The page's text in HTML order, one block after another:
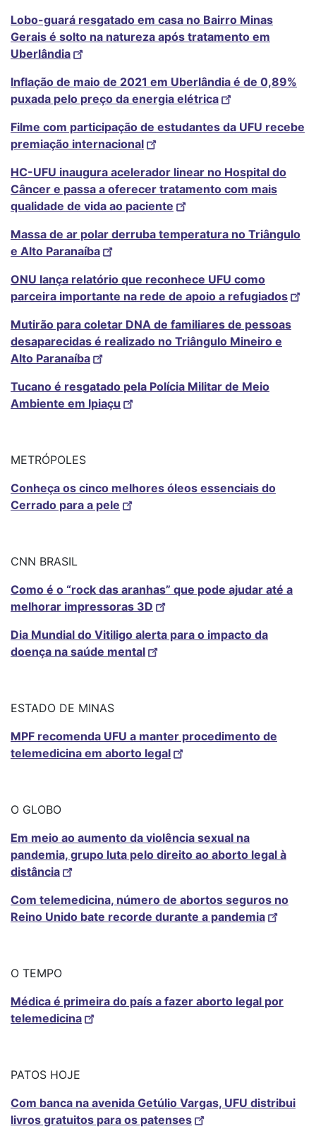
Lobo-guará resgatado em casa no Bairro Minas
Gerais é solto na natureza após tratamento em
Uberlândia
Inflação de maio de 2021 em Uberlândia é de 0,89%
puxada pelo preço da energia elétrica
Filme com participação de estudantes da UFU recebe
premiação internacional
HC-UFU inaugura acelerador linear no Hospital do
Câncer e passa a oferecer tratamento com mais
qualidade de vida ao paciente
Massa de ar polar derruba temperatura no Triângulo
e Alto Paranaíba
ONU lança relatório que reconhece UFU como
parceira importante na rede de apoio a refugiados
Mutirão para coletar DNA de familiares de pessoas
desaparecidas é realizado no Triângulo Mineiro e
Alto Paranaíba
Tucano é resgatado pela Polícia Militar de Meio
Ambiente em Ipiaçu
METRÓPOLES
Conheça os cinco melhores óleos essenciais do
Cerrado para a pele
CNN BRASIL
Como é o “rock das aranhas” que pode ajudar até a
melhorar impressoras 3D
Dia Mundial do Vitiligo alerta para o impacto da
doença na saúde mental
ESTADO DE MINAS
MPF recomenda UFU a manter procedimento de
telemedicina em aborto legal
O GLOBO
Em meio ao aumento da violência sexual na
pandemia, grupo luta pelo direito ao aborto legal à
distância
Com telemedicina, número de abortos seguros no
Reino Unido bate recorde durante a pandemia
O TEMPO
Médica é primeira do país a fazer aborto legal por
telemedicina
PATOS HOJE
Com banca na avenida Getúlio Vargas, UFU distribui
livros gratuitos para os patenses